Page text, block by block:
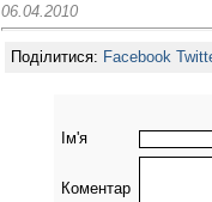
06.04.2010
Поділитися: Facebook
Ім'я
Коментар